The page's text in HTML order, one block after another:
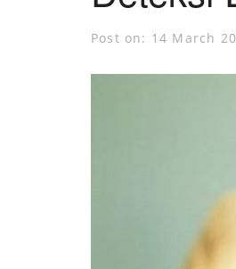
MUSEUM KANKER
Post on: 14 March